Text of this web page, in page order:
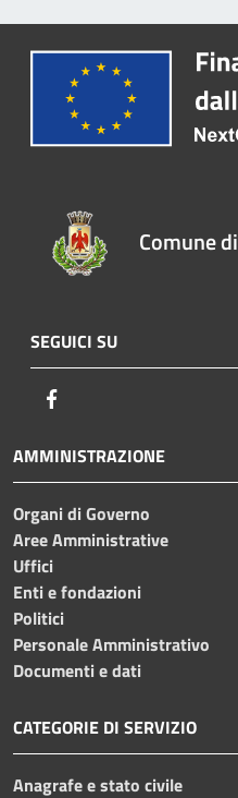
Comune
SEGUICI SU
AMMINISTRAZIONE
Organi di Governo
Aree Amministrative
Uffici
Enti e fondazioni
Politici
Personale Amministrativo
Documenti e dati
CATEGORIE DI SERVIZIO
Anagrafe e stato civile